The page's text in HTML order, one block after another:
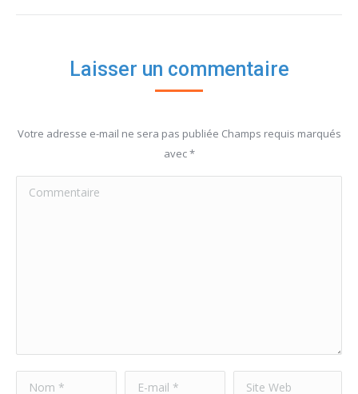
Laisser un commentaire
Votre adresse e-mail ne sera pas publiée Champs requis marqués
avec*
Commentaire
Nom * E-mail * Site Web